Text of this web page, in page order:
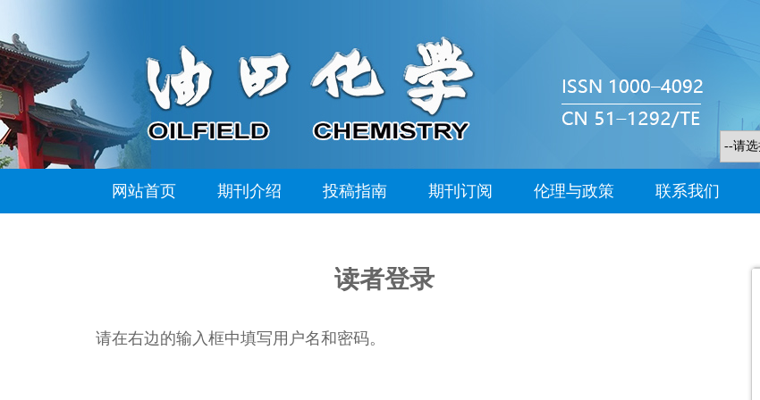
网站首页 期刊介绍 投稿指南 期刊订阅 伦理与政策 联系我们
读者登录
请在右边的输入框中填写用户名和密码。